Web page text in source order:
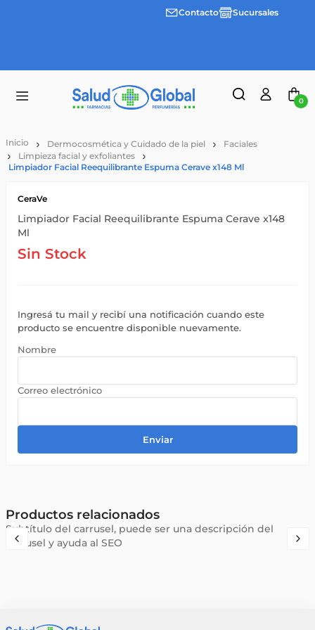
Envíos
Contacto Sucursales
0
Dermocosmética y Cuidado de la piel
Faciales
Limpieza facial y exfoliantes
Limpiador Facial Reequilibrante Espuma Cerave x148 Ml
CeraVe
Limpiador Facial Reequilibrante Espuma Cerave x148
Ml
Sin Stock
Ingresá tu mail y recibí una notificación cuando este
producto se encuentre disponible nuevamente.
Enviar
Productos relacionados
Subtítulo del carrusel, puede ser una descripción del
carrusel y ayuda al SEO